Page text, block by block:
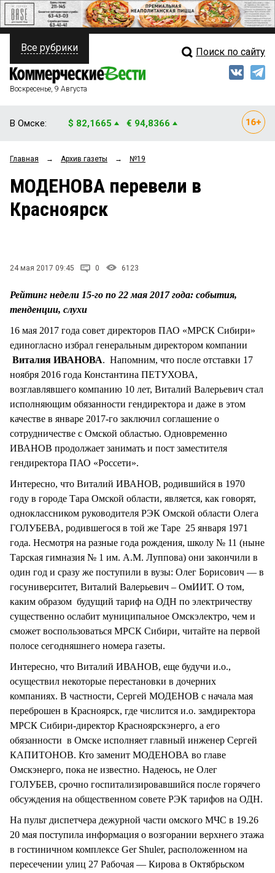
ПОЛИТИКА
ФИНАНСЫ
ОБЩЕСТВО
ЗАКОН
НОВОСТИ КОМПАНИЙ
Свежий выпуск
Рейтинги
Все рубрики Поиск по сайту
Воскресенье, 9 Августа
В Омске: $ 82,1665 € 94,8366
Главная → Архив газеты → №19
МОДЕНОВА перевели в
Красноярск
24 мая 2017 09:45 0 6123
Рейтинг недели 15-го по 22 мая 2017 года: события,
тенденции, слухи
16 мая 2017 года совет директоров ПАО «МРСК Сибири»
единогласно избрал генеральным директором компании
Виталия ИВАНОВА. Напомним, что после отставки 17
ноября 2016 года Константина ПЕТУХОВА,
возглавлявшего компанию 10 лет, Виталий Валерьевич стал
исполняющим обязанности гендиректора и даже в этом
качестве в январе 2017-го заключил соглашение о
сотрудничестве с Омской областью. Одновременно
ИВАНОВ продолжает занимать и пост заместителя
гендиректора ПАО «Россети».
Интересно, что Виталий ИВАНОВ, родившийся в 1970
году в городе Тара Омской области, является, как говорят,
одноклассником руководителя РЭК Омской области Олега
ГОЛУБЕВА, родившегося в той же Таре 25 января 1971
года. Несмотря на разные года рождения, школу № 11 (ныне
Тарская гимназия № 1 им. А.М. Луппова) они закончили в
один год и сразу же поступили в вузы: Олег Борисович — в
госуниверситет, Виталий Валерьевич – ОмИИТ. О том,
каким образом будущий тариф на ОДН по электричеству
существенно ослабит муниципальное Омскэлектро, чем и
сможет воспользоваться МРСК Сибири, читайте на первой
полосе сегодняшнего номера газеты.
Интересно, что Виталий ИВАНОВ, еще будучи и.о.,
осуществил некоторые перестановки в дочерних
компаниях. В частности, Сергей МОДЕНОВ с начала мая
переброшен в Красноярск, где числится и.о. замдиректора
МРСК Сибири-директор Красноярскэнерго, а его
обязанности в Омске исполняет главный инженер Сергей
КАПИТОНОВ. Кто заменит МОДЕНОВА во главе
Омскэнерго, пока не известно. Надеюсь, не Олег
ГОЛУБЕВ, срочно госпитализировавшийся после горячего
обсуждения на общественном совете РЭК тарифов на ОДН.
На пульт диспетчера дежурной части омского МЧС в 19.26
20 мая поступила информация о возгорании верхнего этажа
в гостиничном комплексе Ger Shuler, расположенном на
пересечении улиц 27 Рабочая — Кирова в Октябрьском